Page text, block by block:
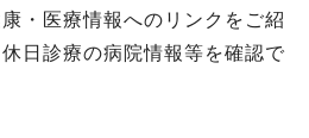
・医療情報へのリンクをご紹
日診療の病院情報等を確認で